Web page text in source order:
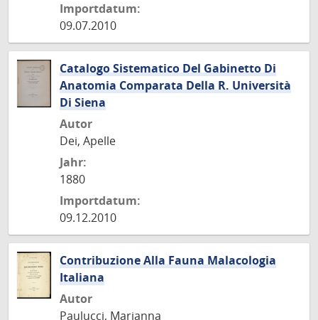
Importdatum:
09.07.2010
Catalogo Sistematico Del Gabinetto Di
Anatomia Comparata Della R. Università
Di Siena
Autor
Dei, Apelle
Jahr:
1880
Importdatum:
09.12.2010
Contribuzione Alla Fauna Malacologia
Italiana
Autor
Paulucci, Marianna